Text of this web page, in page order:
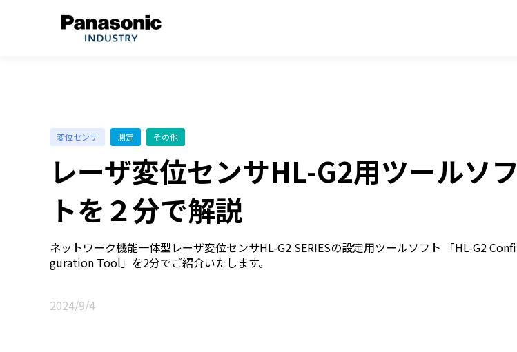
変位センサ 測定 その他
レーザ変位センサHL-G2用ツールソフ
トを２分で解説
ネットワーク機能一体型レーザ変位センサHL-G2 SERIESの設定用ツールソフト 「HL-G2 Confi
guration Tool」を2分でご紹介いたします。
2024/9/4